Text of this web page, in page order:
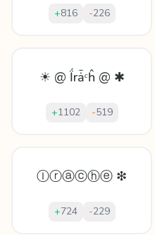
+816 -226
☀ @ Ḯrǡᶜĥ @ ✱
+1102 -519
Ⓘⓡⓐⓒⓗⓔ ❇
+724 -229